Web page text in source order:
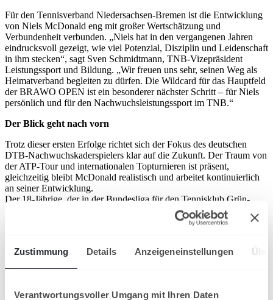
Zustimmung Details Anzeigeneinstellungen
Verantwortungsvoller Umgang mit Ihren Daten
Für den Tennisverband Niedersachsen-Bremen ist die Entwicklung
von Niels McDonald eng mit großer Wertschätzung und
Verbundenheit verbunden. „Niels hat in den vergangenen Jahren
eindrucksvoll gezeigt, wie viel Potenzial, Disziplin und Leidenschaft
in ihm stecken“, sagt Sven Schmidtmann, TNB-Vizepräsident
Leistungssport und Bildung. „Wir freuen uns sehr, seinen Weg als
Heimatverband begleiten zu dürfen. Die Wildcard für das Hauptfeld
der BRAWO OPEN ist ein besonderer nächster Schritt – für Niels
persönlich und für den Nachwuchsleistungssport im TNB.“
Der Blick geht nach vorn
Trotz dieser ersten Erfolge richtet sich der Fokus des deutschen
DTB-Nachwuchskaderspielers klar auf die Zukunft. Der Traum von
der ATP-Tour und internationalen Topturnieren ist präsent,
gleichzeitig bleibt McDonald realistisch und arbeitet kontinuierlich
an seiner Entwicklung.
Der 18-Jährige, der in der Bundesliga für den Tennisklub Grün-
Weiss Mannheim antritt, bringt viele Voraussetzungen mit, um
seinen Weg im internationalen Tennis weiterzugehen – mit Geduld,
Veröffentlichung des täglichen Spielplans durch den ATP